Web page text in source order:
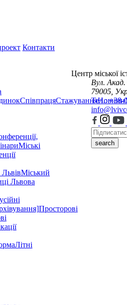
Контакти
СпівпрацяСтажуванняНовини
Міські
Міський
Львова
Просторові
Літні
Центр міської
Вул. Акад.
79005,
Тел.: +38-
search